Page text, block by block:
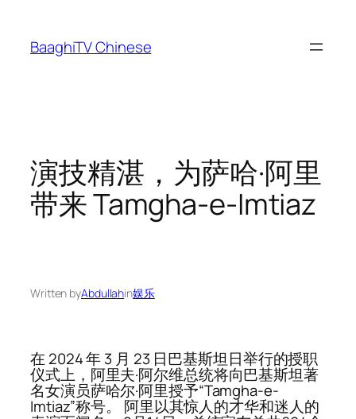
content
BaaghiTV Chinese
演技精湛，为萨哈·阿里
带来 Tamgha-e-Imtiaz
Written byAbdullahin娱乐
在 2024 年 3 月 23 日巴基斯坦日举行的授职
仪式上，阿里夫·阿尔维总统将向巴基斯坦著
名女演员萨哈尔·阿里授予“Tamgha-e-
Imtiaz”称号。 阿里以其惊人的才华和迷人的